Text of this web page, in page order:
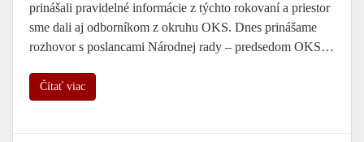
prinášali pravidelné informácie z týchto rokovaní a priestor
sme dali aj odborníkom z okruhu OKS. Dnes prinášame
rozhovor s poslancami Národnej rady – predsedom OKS…
Čítať viac